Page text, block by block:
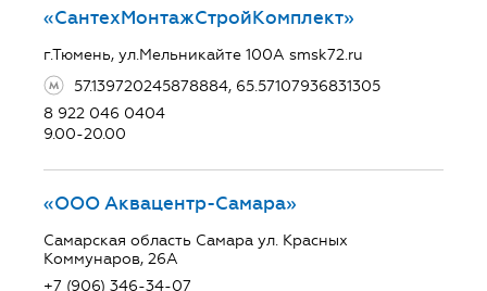
«СантехМонтажСтройКомплект»
г.Тюмень, ул.Мельникайте 100А smsk72.ru
57.139720245878884, 65.57107936831305
8 922 046 0404
9.00-20.00
«ООО Аквацентр-Самара»
Самарская область Самара ул. Красных
Коммунаров, 26А
+7 (906) 346-34-07